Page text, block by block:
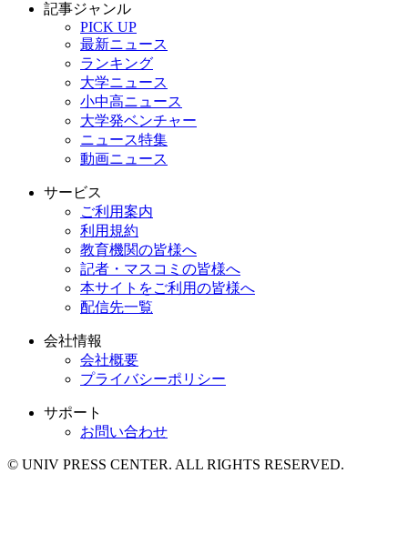
記事ジャンル
PICK UP
最新ニュース
ランキング
大学ニュース
小中高ニュース
大学発ベンチャー
ニュース特集
動画ニュース
サービス
ご利用案内
利用規約
教育機関の皆様へ
記者・マスコミの皆様へ
本サイトをご利用の皆様へ
配信先一覧
会社情報
会社概要
プライバシーポリシー
サポート
お問い合わせ
© UNIV PRESS CENTER. ALL RIGHTS RESERVED.